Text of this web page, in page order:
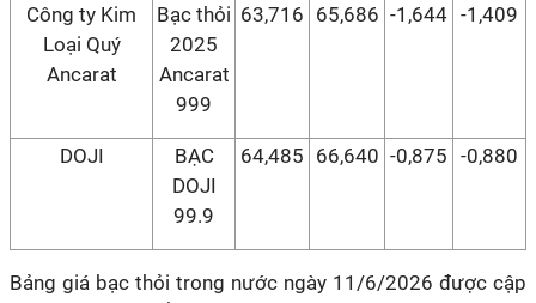
Công ty Kim
Loại Quý
Ancarat
Bạc thỏi
2025
Ancarat
999
63,716 65,686 -1,644 -1,409
DOJI
BẠC
DOJI
99.9
64,485 66,640 -0,875 -0,880
Bảng giá bạc thỏi trong nước ngày 11/6/2026 được cập